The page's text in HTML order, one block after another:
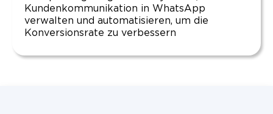
Kundenkommunikation in WhatsApp
verwalten und automatisieren, um die
Konversionsrate zu verbessern